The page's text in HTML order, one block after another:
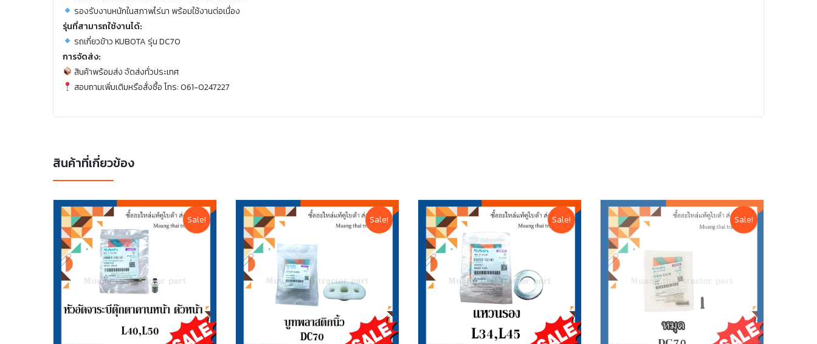
รองรับงานหนักในสภาพไร่นา พร้อมใช้งานต่อเนื่อง
รุ่นที่สามารถใช้งานได้:
รถเกี่ยวข้าว KUBOTA รุ่น DC70
การจัดส่ง:
สินค้าพร้อมส่ง จัดส่งทั่วประเทศ
สอบถามเพิ่มเติมหรือสั่งซื้อ โทร: 061-0247227
สินค้าที่เกี่ยวข้อง
Sale! Sale! Sale! Sale!